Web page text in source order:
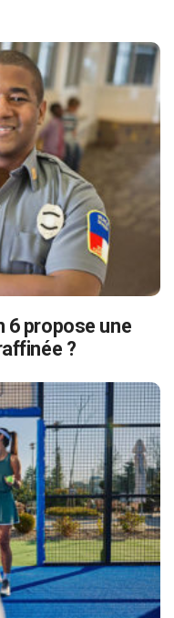
6 propose une
?